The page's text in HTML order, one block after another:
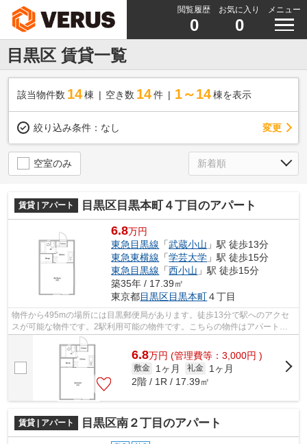
閲覧履歴
0
お気に入り
0
メニュー
目黒区 賃貸一覧
該当物件数 14棟 空き数 14 件 1～14 棟を表示
絞り込み条件： なし 変更
空室のみ
賃貸 | アパート 目黒区目黒本町４丁目のアパート
6.8万円
東急目黒線 「武蔵小山 」駅 徒歩13分
東急東横線 「学芸大学 」駅 徒歩15分
東急目黒線 「西小山 」駅 徒歩15分
築35年 / 17.39㎡
東京都目黒区目黒本町４丁目
物件から495mの場所には目黒郵便局があります。徒歩13分で駅へのアクセ
スが可能な物件です。2駅利用可能の物件です。こちらの物件はアパートで
す。目黒区にある賃貸物件情報のことなら...
6.8万円 (管理費等：3,000円 )
敷金 1ヶ月 礼金
1ヶ月
2階 / 1R / 17.39㎡
賃貸 | アパート 目黒区南２丁目のアパート